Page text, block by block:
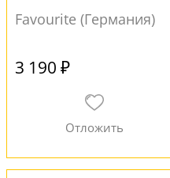
Favourite (Германия)
3 190 ₽